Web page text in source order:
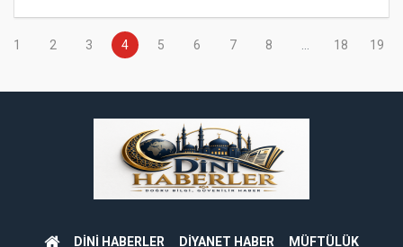
1 2 3 4 5 6 7 8 18 19
DİNİ HABERLER DİYANET HABER
MÜFTÜLÜK